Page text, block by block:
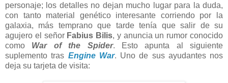
personaje; los detalles no dejan mucho lugar para la duda,
con tanto material genético interesante corriendo por la
galaxia, más temprano que tarde tenía que salir de su
agujero el señor Fabius Bilis, y anuncia un rumor conocido
como War of the Spider. Esto apunta al siguiente
suplemento tras Engine War. Uno de sus ayudantes nos
deja su tarjeta de visita: